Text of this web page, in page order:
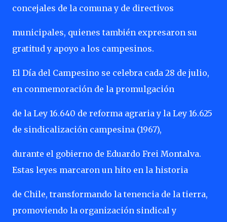
concejales de la comuna y de directivos
municipales, quienes también expresaron su
gratitud y apoyo a los campesinos.
El Día del Campesino se celebra cada 28 de julio,
en conmemoración de la promulgación
de la Ley 16.640 de reforma agraria y la Ley 16.625
de sindicalización campesina (1967),
durante el gobierno de Eduardo Frei Montalva.
Estas leyes marcaron un hito en la historia
de Chile, transformando la tenencia de la tierra,
promoviendo la organización sindical y